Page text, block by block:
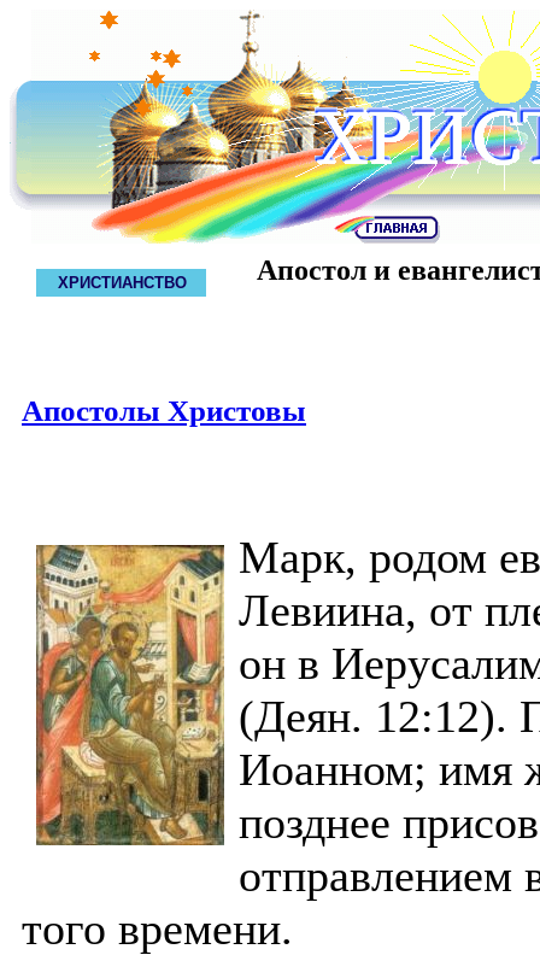
ХРИСТИАНСТВО Апостол и
Апостолы Христовы
Марк, родом
Левиина, от
он в
(Деян. 12:12).
Иоанном; имя
позднее
отправлением
того времени.